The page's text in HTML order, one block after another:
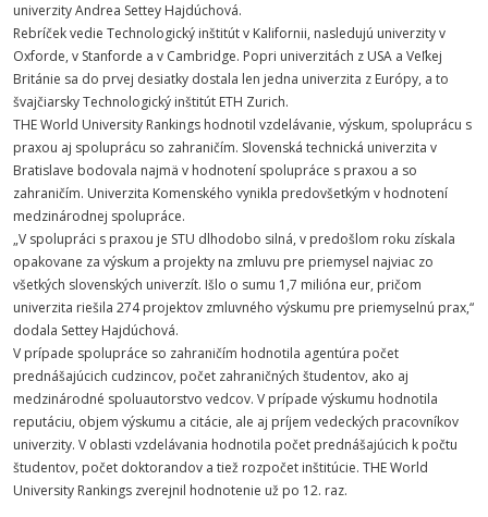
univerzity Andrea Settey Hajdúchová.
Rebríček vedie Technologický inštitút v Kalifornii, nasledujú univerzity v
Oxforde, v Stanforde a v Cambridge. Popri univerzitách z USA a Veľkej
Británie sa do prvej desiatky dostala len jedna univerzita z Európy, a to
švajčiarsky Technologický inštitút ETH Zurich.
THE World University Rankings hodnotil vzdelávanie, výskum, spoluprácu s
praxou aj spoluprácu so zahraničím. Slovenská technická univerzita v
Bratislave bodovala najmä v hodnotení spolupráce s praxou a so
zahraničím. Univerzita Komenského vynikla predovšetkým v hodnotení
medzinárodnej spolupráce.
„V spolupráci s praxou je STU dlhodobo silná, v predošlom roku získala
opakovane za výskum a projekty na zmluvu pre priemysel najviac zo
všetkých slovenských univerzít. Išlo o sumu 1,7 milióna eur, pričom
univerzita riešila 274 projektov zmluvného výskumu pre priemyselnú prax,“
dodala Settey Hajdúchová.
V prípade spolupráce so zahraničím hodnotila agentúra počet
prednášajúcich cudzincov, počet zahraničných študentov, ako aj
medzinárodné spoluautorstvo vedcov. V prípade výskumu hodnotila
reputáciu, objem výskumu a citácie, ale aj príjem vedeckých pracovníkov
univerzity. V oblasti vzdelávania hodnotila počet prednášajúcich k počtu
študentov, počet doktorandov a tiež rozpočet inštitúcie. THE World
University Rankings zverejnil hodnotenie už po 12. raz.